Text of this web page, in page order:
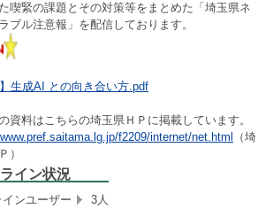
喫緊の課題とその対策等をまとめた「埼玉県ネ
ブル注意報」を配信しております。
】生成AI との向き合い方.pdf
資料はこちらの埼玉県ＨＰに掲載しています。
f2209/internet/net.html
（埼
）
イン状況
インユーザー
3人